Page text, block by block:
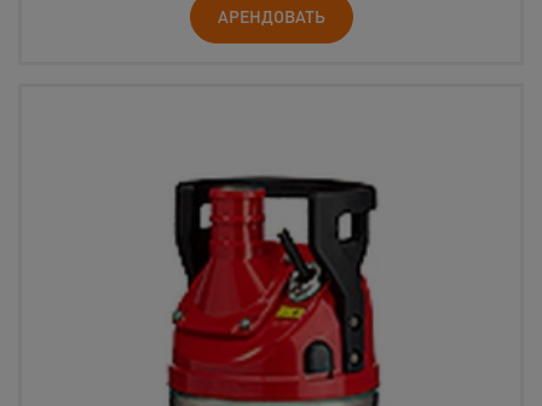
АРЕНДОВАТЬ